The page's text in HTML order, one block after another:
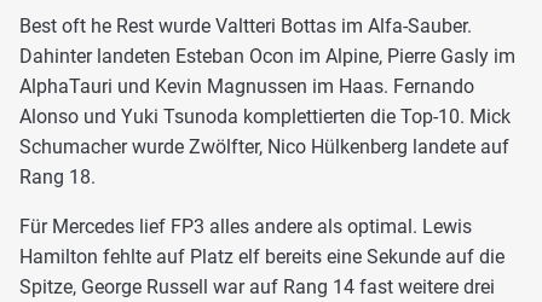
Best oft he Rest wurde Valtteri Bottas im Alfa-Sauber.
Dahinter landeten Esteban Ocon im Alpine, Pierre Gasly im
AlphaTauri und Kevin Magnussen im Haas. Fernando
Alonso und Yuki Tsunoda komplettierten die Top-10. Mick
Schumacher wurde Zwölfter, Nico Hülkenberg landete auf
Rang 18.
Für Mercedes lief FP3 alles andere als optimal. Lewis
Hamilton fehlte auf Platz elf bereits eine Sekunde auf die
Spitze, George Russell war auf Rang 14 fast weitere drei